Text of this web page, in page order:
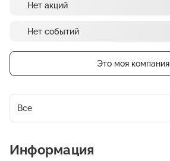
Нет акций
Нет событий
Это моя компания
Все
Информация